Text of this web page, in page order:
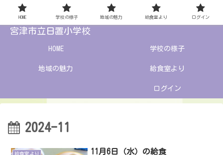
宮津市立日置小学校
HOME 学校の様子
地域の魅力 給食室より
ログイン
2024-11
給食室より 11月6日（水）の給食
HOME 学校の様子 地域の魅力 給食室より ログイン